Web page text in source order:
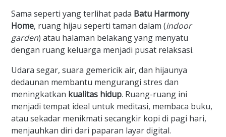
Sama seperti yang terlihat pada Batu Harmony
Home, ruang hijau seperti taman dalam (indoor
garden) atau halaman belakang yang menyatu
dengan ruang keluarga menjadi pusat relaksasi.
Udara segar, suara gemericik air, dan hijaunya
dedaunan membantu mengurangi stres dan
meningkatkan kualitas hidup. Ruang-ruang ini
menjadi tempat ideal untuk meditasi, membaca buku,
atau sekadar menikmati secangkir kopi di pagi hari,
menjauhkan diri dari paparan layar digital.